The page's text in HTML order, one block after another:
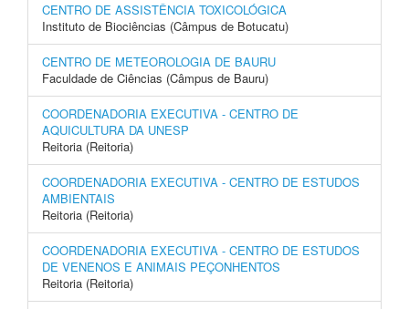
CENTRO DE ASSISTÊNCIA TOXICOLÓGICA
Instituto de Biociências (Câmpus de Botucatu)
CENTRO DE METEOROLOGIA DE BAURU
Faculdade de Ciências (Câmpus de Bauru)
COORDENADORIA EXECUTIVA - CENTRO DE
AQUICULTURA DA UNESP
Reitoria (Reitoria)
COORDENADORIA EXECUTIVA - CENTRO DE ESTUDOS
AMBIENTAIS
Reitoria (Reitoria)
COORDENADORIA EXECUTIVA - CENTRO DE ESTUDOS
DE VENENOS E ANIMAIS PEÇONHENTOS
Reitoria (Reitoria)